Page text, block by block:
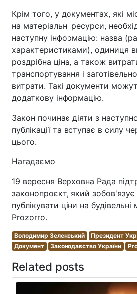
Крім того, у документах, які
на матеріальні ресурси,
наступну інформацію: назва
характеристиками), одиниця
роздрібна ціна, а також
транспортування і
витрати. Такі документи
додаткову інформацію.
Закон починає діяти з
публікації та вступає в силу
цього.
Нагадаємо
19 вересня Верховна Рада
законопроєкт, який зобов'язує
публікувати ціни на будівельні
Prozorro.
Володимир Зеленський Президент
Документ
Законодавство України
Related posts